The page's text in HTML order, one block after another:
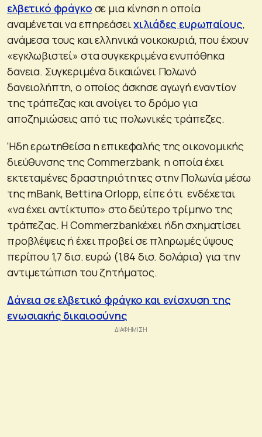
ελβετικό φράγκο σε μια κίνηση η οποία
αναμένεται να επηρεάσειχιλιάδες ευρωπαίους,
ανάμεσα τους και ελληνικά νοικοκυριά, που έχουν
«εγκλωβιστεί» στα συγκεκριμένα ενυπόθηκα
δανεια. Συγκεριμένα δικαιώνει Πολωνό
δανειολήπτη, ο οποίος άσκησε αγωγή εναντίον
της τράπεζας και ανοίγει το δρόμο για
αποζημιώσεις από τις πολωνικές τράπεζες.
‘Ηδη ερωτηθείσα η επικεφαλής της οικονομικής
διεύθυνσης της Commerzbank, η οποία έχει
εκτεταμένες δραστηριότητες στην Πολωνία μέσω
της mBank, Bettina Orlopp, είπε ότι ενδέχεται
«να έχει αντίκτυπο» στο δεύτερο τρίμηνο της
τράπεζας. Η Commerzbankέχει ήδη σχηματίσει
προβλέψεις ή έχει προβεί σε πληρωμές ύψους
περίπου 1,7 δισ. ευρώ (1,84 δισ. δολάρια) για την
αντιμετώπιση του ζητήματος.
Δάνεια σε ελβετικό φράγκο και ενίσχυση της
ενωσιακής δικαιοσύνης